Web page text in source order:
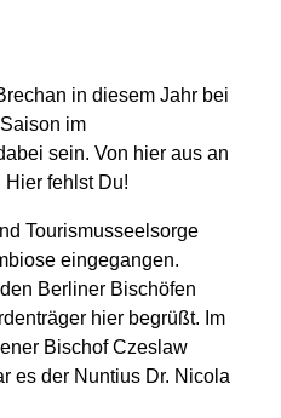
in diesem Jahr bei
im
sein. Von hier aus an
fehlst Du!
Tourismusseelsorge
eingegangen.
Berliner Bischöfen
hier begrüßt. Im
Bischof Czeslaw
es der Nuntius Dr. Nicola